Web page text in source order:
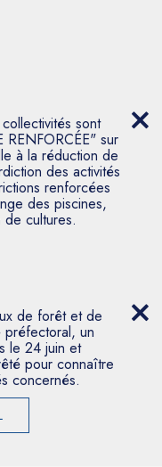
sont
RENFORCÉE" sur
à la réduction de
des activités
renforcées
des piscines,
de cultures.
de forêt et de
préfectoral, un
le 24 juin et
pour connaître
concernés.